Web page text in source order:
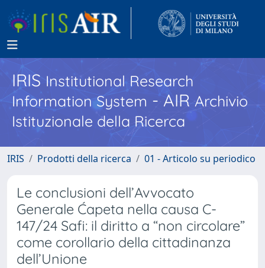
IRISInstitutional Research
Information System - AIR Archivio
Istituzionale della Ricerca
IRIS Prodotti della ricerca 01 - Articolo su periodico
Le conclusioni dell’Avvocato
Generale Ćapeta nella causa C-
147/24 Safi: il diritto a “non circolare”
come corollario della cittadinanza
dell’Unione